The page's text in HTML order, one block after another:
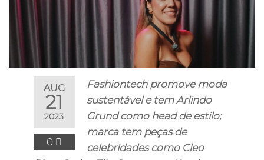
AUG
21
2023
0
Fashiontech promove moda
sustentável e tem Arlindo
Grund como head de estilo;
marca tem peças de
celebridades como Cleo